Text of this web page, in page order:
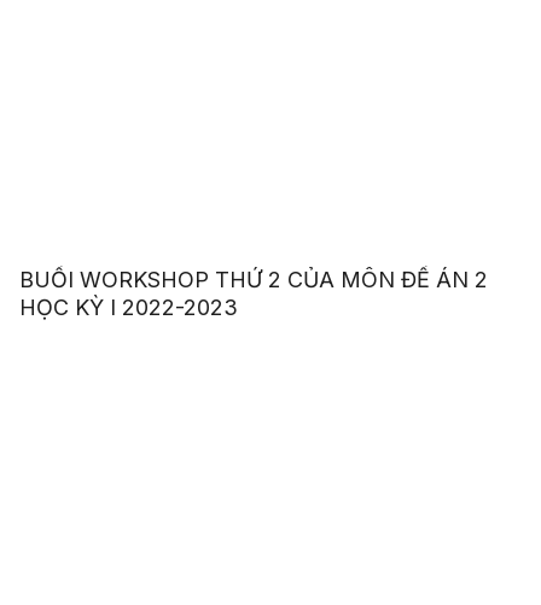
BUỔI WORKSHOP THỨ 2 CỦA MÔN ĐỀ ÁN 2
HỌC KỲ I 2022-2023